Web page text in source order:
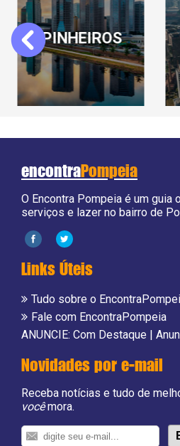
PreviousPERDIZES
encontraPompeia
O Encontra Pompeia é um guia
serviços e lazer no bairro de
Links Úteis
Tudo sobre o
Fale com EncontraPompeia
ANUNCIE: Com Destaque |
Novidades por e-mail
Receba notícias e tudo de
vocêmora.